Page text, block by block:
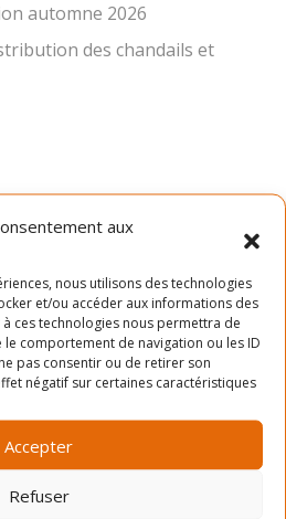
aux
nous utilisons des technologies
et/ou accéder aux informations des
ces technologies nous permettra de
comportement de navigation ou les ID
pas consentir ou de retirer son
négatif sur certaines caractéristiques
Accepter
Refuser
automne 2026
des chandails et
depuis 1966, le Service
contribue significative à
être de sa communauté en
sportives, culturelles,
récréatives diversifiées,
Pour réaliser cette mission, le
une programmation d’ateliers